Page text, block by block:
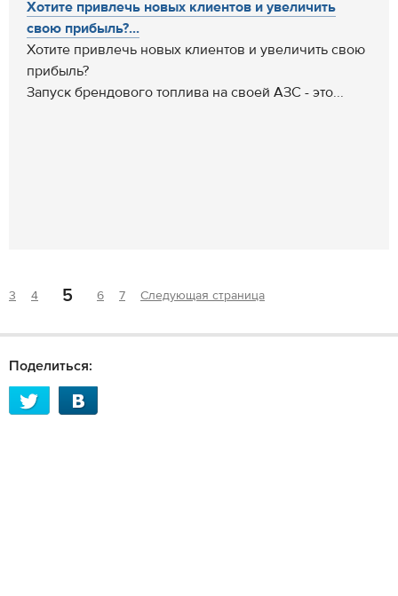
Хотите привлечь новых клиентов и увеличить
свою прибыль?...
Хотите привлечь новых клиентов и увеличить свою
прибыль?
Запуск брендового топлива на своей АЗС - это...
3 4 5 6 7 Следующая страница
Поделиться: